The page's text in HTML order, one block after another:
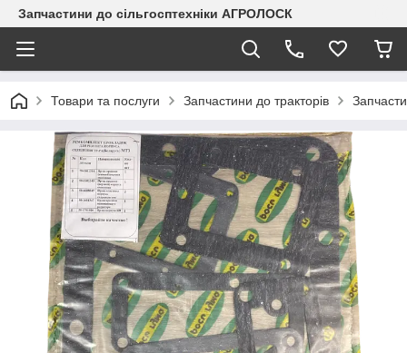
Запчастини до сільгосптехніки АГРОЛОСК
Товари та послуги Запчастини до тракторів